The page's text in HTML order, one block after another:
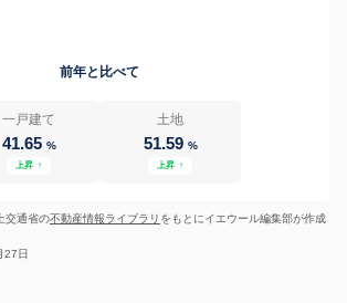
前年と比べて
一戸建て
41.65 %
上昇 ↑
土地
51.59 %
上昇 ↑
交通省の不動産情報ライブラリ をもとにイエウール編集部が作成
27日